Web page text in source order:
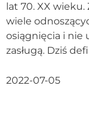
lat 70. XX
wiele
osiągnięcia i nie
zasługą. Dziś
2022-07-05